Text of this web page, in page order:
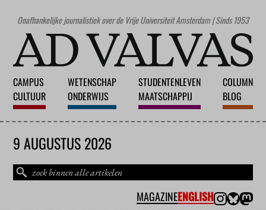
Onafhankelijke journalistiek over de Vrije Universiteit Amsterdam | Sinds 1953
CAMPUS
CULTUUR
WETENSCHAP
ONDERWIJS
STUDENTENLEVEN
MAATSCHAPPIJ
COLUMN
BLOG
9 AUGUSTUS 2026
MAGAZINEENGLISH